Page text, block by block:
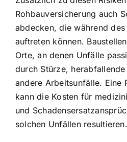
Rohbauversicherung auch
abdecken, die während
auftreten können.
Orte, an denen Unfälle
durch Stürze,
andere Arbeitsunfälle. Eine
kann die Kosten für
und
solchen Unfällen resultieren.